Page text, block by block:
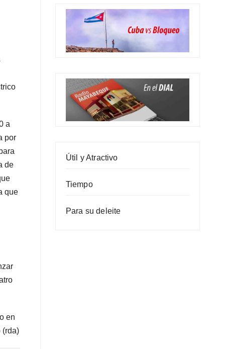
a
por
de
que
en
(rda)
Útil y Atractivo
Tiempo
Para su deleite